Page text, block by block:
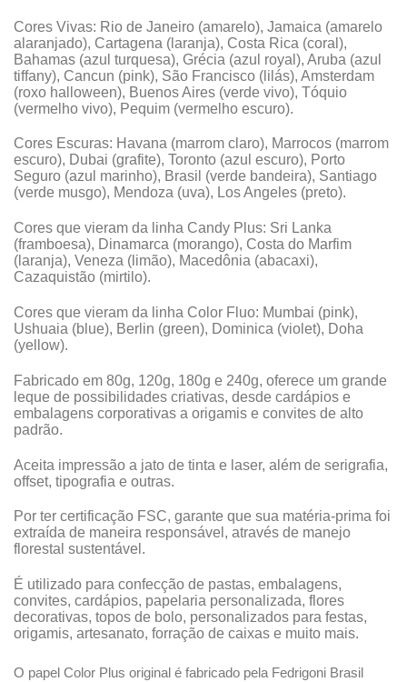
Cores Vivas: Rio de Janeiro (amarelo), Jamaica (amarelo
alaranjado), Cartagena (laranja), Costa Rica (coral),
Bahamas (azul turquesa), Grécia (azul royal), Aruba (azul
tiffany), Cancun (pink), São Francisco (lilás), Amsterdam
(roxo halloween), Buenos Aires (verde vivo), Tóquio
(vermelho vivo), Pequim (vermelho escuro).
Cores Escuras: Havana (marrom claro), Marrocos (marrom
escuro), Dubai (grafite), Toronto (azul escuro), Porto
Seguro (azul marinho), Brasil (verde bandeira), Santiago
(verde musgo), Mendoza (uva), Los Angeles (preto).
Cores que vieram da linha Candy Plus: Sri Lanka
(framboesa), Dinamarca (morango), Costa do Marfim
(laranja), Veneza (limão), Macedônia (abacaxi),
Cazaquistão (mirtilo).
Cores que vieram da linha Color Fluo: Mumbai (pink),
Ushuaia (blue), Berlin (green), Dominica (violet), Doha
(yellow).
Fabricado em 80g, 120g, 180g e 240g, oferece um grande
leque de possibilidades criativas, desde cardápios e
embalagens corporativas a origamis e convites de alto
padrão.
Aceita impressão a jato de tinta e laser, além de serigrafia,
offset, tipografia e outras.
Por ter certificação FSC, garante que sua matéria-prima foi
extraída de maneira responsável, através de manejo
florestal sustentável.
É utilizado para confecção de pastas, embalagens,
convites, cardápios, papelaria personalizada, flores
decorativas, topos de bolo, personalizados para festas,
origamis, artesanato, forração de caixas e muito mais.
O papel Color Plus original é fabricado pela Fedrigoni Brasil